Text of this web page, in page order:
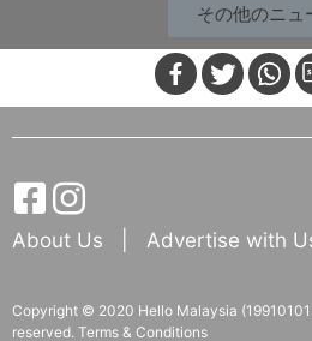
その他のニュ
About Us Advertise with
Copyright © 2020 Hello Malaysia
reserved. Terms & Conditions